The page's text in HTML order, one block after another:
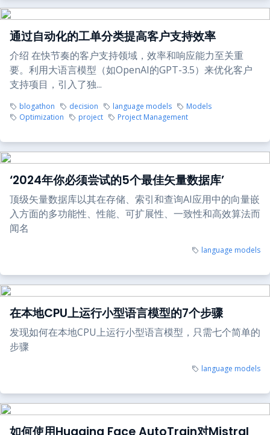
通过自动化的工单分类提高客户支持效率
介绍 在快节奏的客户支持领域，效率和响应能力至关重
要。利用大语言模型（如OpenAI的GPT-3.5）来优化客户
支持项目，引入了独...
blogathon decision language models
Models
Optimization
project Project Management
‘2024年你必须尝试的5个最佳矢量数据库’
顶级矢量数据库以其在存储、索引和查询AI应用中的向量嵌
入方面的多功能性、性能、可扩展性、一致性和高效算法而
闻名
language models
在本地CPU上运行小型语言模型的7个步骤
发现如何在本地CPU上运行小型语言模型，只需七个简单的
步骤
language models
如何使用Hugging Face AutoTrain对Mistral